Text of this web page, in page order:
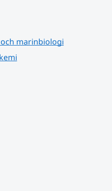
marinbiologi